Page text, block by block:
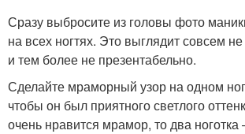
Сразу выбросите из головы фото
на всех ногтях. Это выглядит совсем
и тем более не презентабельно.
Сделайте мраморный узор на одном
чтобы он был приятного светлого
очень нравится мрамор, то два